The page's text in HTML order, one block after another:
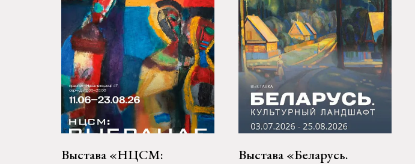
Выстава «НЦСМ:
Выстава «Беларусь.